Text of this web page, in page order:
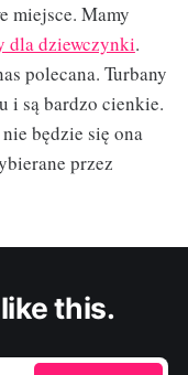
miejsce. Mamy
dla dziewczynki.
polecana. Turbany
i są bardzo cienkie.
będzie się ona
przez
this.